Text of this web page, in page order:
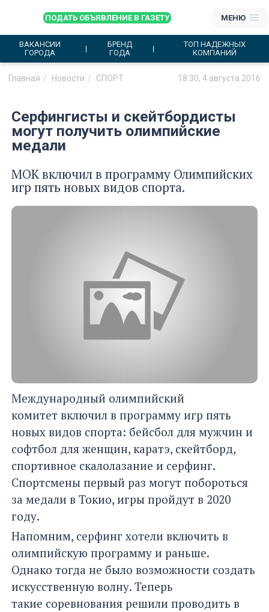
ПОДАТЬ ОБЪЯВЛЕНИЕ В ГАЗЕТУ МЕНЮ
ВАКАНСИИ
ГОРОДА
БРЕНД
ГОДА
ТОП НАДЕЖНЫХ
КОМПАНИЙ
Главная Новости СПОРТ 18:30, 4 августа 2016
Серфингисты и скейтбордисты
могут получить олимпийские
медали
МОК включил в программу Олимпийских
игр пять новых видов спорта.
Международный олимпийский
комитет включил в программу игр пять
новых видов спорта: бейсбол для мужчин и
софтбол для женщин, каратэ, скейтборд,
спортивное скалолазание и серфинг.
Спортсмены первый раз могут побороться
за медали в Токио, игры пройдут в 2020
году.
Напомним, серфинг хотели включить в
олимпийскую программу и раньше.
Однако тогда не было возможности создать
искусственную волну. Теперь
такие соревнования решили проводить в